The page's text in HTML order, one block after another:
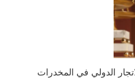
الدولي في المخدرات